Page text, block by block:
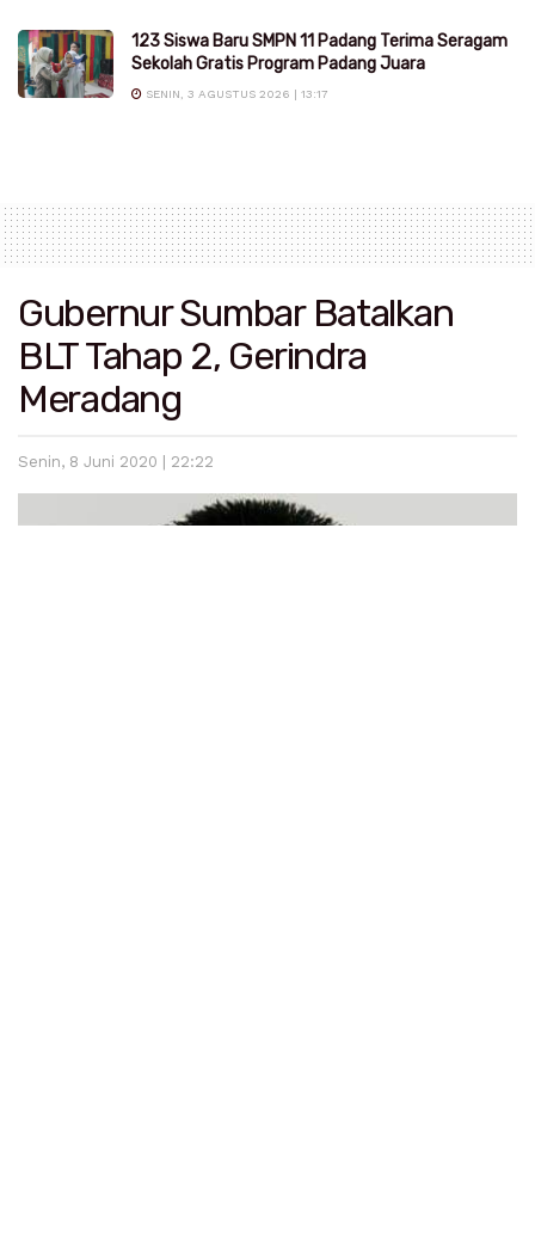
123 Siswa Baru SMPN 11 Padang Terima Seragam
Sekolah Gratis Program Padang Juara
SENIN, 3 AGUSTUS 2026 | 13:17
Gubernur Sumbar Batalkan
BLT Tahap 2, Gerindra
Meradang
Senin, 8 Juni 2020 | 22:22